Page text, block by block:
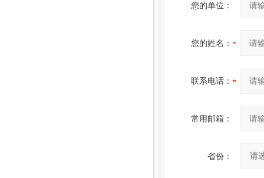
您的单位：
您的姓名：
联系电话：
常用邮箱：
省份：